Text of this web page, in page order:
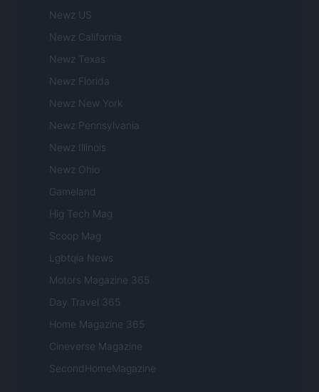
Newz US
Newz California
Newz Texas
Newz Florida
Newz New York
Newz Pennsylvania
Newz Illinois
Newz Ohio
Gameland
Hig Tech Mag
Scoop Mag
Lgbtqia News
Motors Magazine 365
Day Travel 365
Home Magazine 365
Cineverse Magazine
SecondHomeMagazine